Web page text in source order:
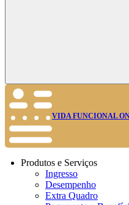
Buscar
VIDA FUNCIONAL
Produtos e Serviços
Ingresso
Desempenho
Extra Quadro